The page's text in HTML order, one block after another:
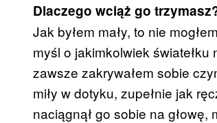
Dlaczego wciąż go
Jak byłem mały, to nie
myśl o jakimkolwiek
zawsze zakrywałem sobie
miły w dotyku, zupełnie jak
naciągnął go sobie na głowę,